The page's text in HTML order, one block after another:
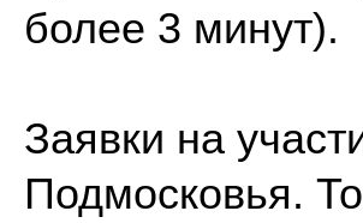
более 3 минут).
Заявки на
Подмосковья.